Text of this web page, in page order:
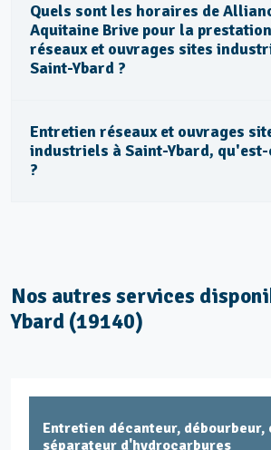
Quels sont les horaires de
Aquitaine Brive pour la
réseaux et ouvrages sites
Saint-Ybard ?
Entretien réseaux et ouvrages
industriels à Saint-Ybard,
?
Nos autres services
Ybard (19140)
Entretien décanteur, débourbeur,
séparateur d'hydrocarbures